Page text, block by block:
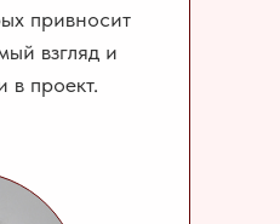
привносит
взгляд и
в проект.